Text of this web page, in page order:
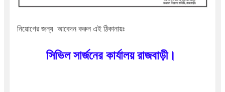
নিয়োগের জন্য আবেদন করুন এই ঠিকানায়ঃ
সিভিল সার্জনেরকার্যালয় রাজবাড়ী।